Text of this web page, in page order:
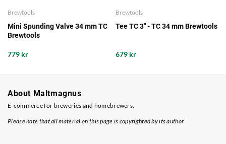
Brewtools
Mini Spunding Valve 34 mm TC
Brewtools
779 kr
Brewtools
Tee TC 3" - TC 34 mm Brewtools
679 kr
About Maltmagnus
E-commerce for breweries and homebrewers.
Please note that all material on this page is copyrighted by its author